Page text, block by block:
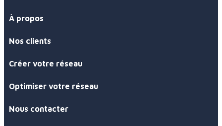
À propos
Nos clients
Créer votre réseau
Optimiser votre réseau
Nous contacter